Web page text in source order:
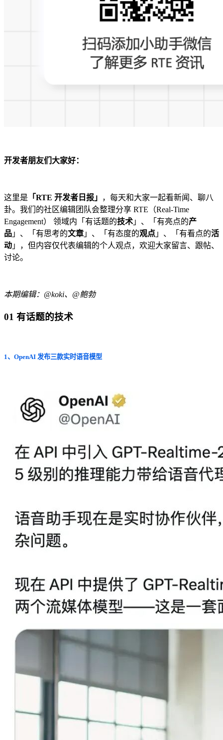
开发者朋友们大家好：
这里是 「RTE 开发者日报」
，每天和大家一起看新闻、聊八
卦。我们的社区编辑团队会整理分享 RTE（Real-Time
Engagement） 领域内「有话题的技术 」、「有亮点的产
品 」、「有思考的文章 」、「有态度的观点 」、「有看点的活
动 」，但内容仅代表编辑的个人观点，欢迎大家留言、跟帖、
讨论。
本期编辑：@koki、@鲍勃
01 有话题的技术
1、OpenAI 发布三款实时语音模型